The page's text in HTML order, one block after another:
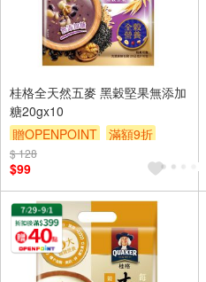
桂格全天然五麥 黑穀堅果無添加
糖20gx10
贈OPENPOINT
滿額9折
贈$200
$ 128
$99